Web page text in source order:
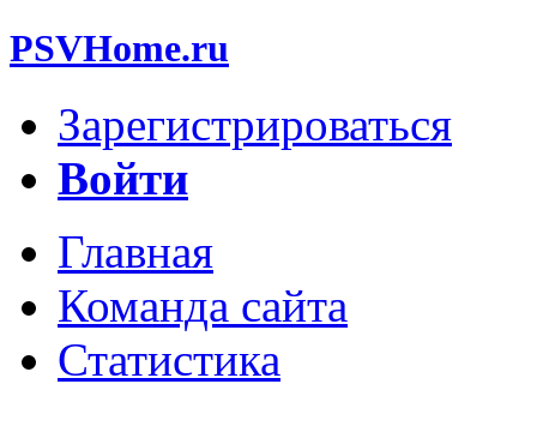
PSVHome.ru
Зарегистрироваться
Войти
Главная
Команда сайта
Статистика